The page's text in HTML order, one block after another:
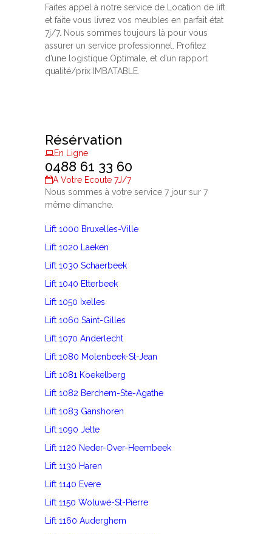
Faites appel à notre service de Location de lift
et faite vous livrez vos meubles en parfait état
7j/7. Nous sommes toujours là pour vous
assurer un service professionnel. Profitez
d’une logistique Optimale, et d’un rapport
qualité/prix IMBATABLE.
Résérvation
En Ligne
0488 61 33 60
A Votre Ecoute 7J/7
Nous sommes à votre service 7 jour sur 7
même dimanche.
Lift 1000 Bruxelles-Ville
Lift 1020 Laeken
Lift 1030 Schaerbeek
Lift 1040 Etterbeek
Lift 1050 Ixelles
Lift 1060 Saint-Gilles
Lift 1070 Anderlecht
Lift 1080 Molenbeek-St-Jean
Lift 1081 Koekelberg
Lift 1082 Berchem-Ste-Agathe
Lift 1083 Ganshoren
Lift 1090 Jette
Lift 1120 Neder-Over-Heembeek
Lift 1130 Haren
Lift 1140 Evere
Lift 1150 Woluwé-St-Pierre
Lift 1160 Auderghem